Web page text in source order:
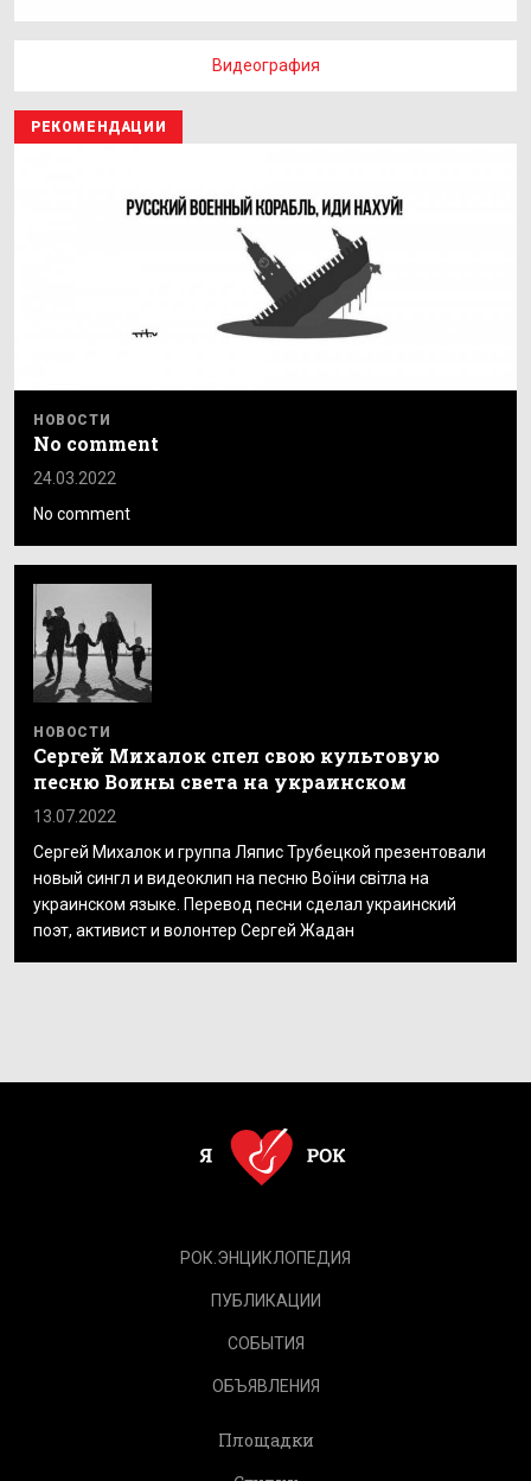
Видеография
РЕКОМЕНДАЦИИ
НОВОСТИ
No comment
24.03.2022
No comment
НОВОСТИ
Сергей Михалок спел свою культовую
песню Воины света на украинском
13.07.2022
Сергей Михалок и группа Ляпис Трубецкой презентовали
новый сингл и видеоклип на песню Воїни світла на
украинском языке. Перевод песни сделал украинский
поэт, активист и волонтер Сергей Жадан
РОК.ЭНЦИКЛОПЕДИЯ
ПУБЛИКАЦИИ
СОБЫТИЯ
ОБЪЯВЛЕНИЯ
Площадки